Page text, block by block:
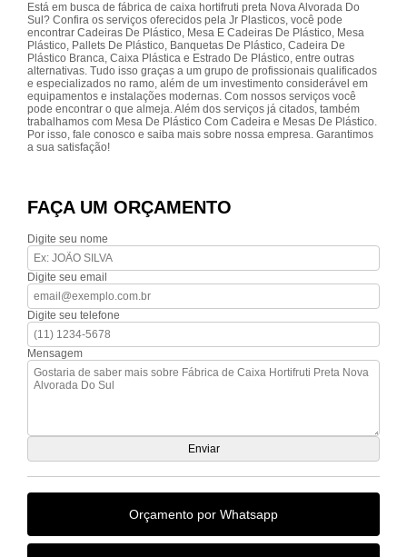
Está em busca de fábrica de caixa hortifruti preta Nova Alvorada Do
Sul? Confira os serviços oferecidos pela Jr Plasticos, você pode
encontrar Cadeiras De Plástico, Mesa E Cadeiras De Plástico, Mesa
Plástico, Pallets De Plástico, Banquetas De Plástico, Cadeira De
Plástico Branca, Caixa Plástica e Estrado De Plástico, entre outras
alternativas. Tudo isso graças a um grupo de profissionais qualificados
e especializados no ramo, além de um investimento considerável em
equipamentos e instalações modernas. Com nossos serviços você
pode encontrar o que almeja. Além dos serviços já citados, também
trabalhamos com Mesa De Plástico Com Cadeira e Mesas De Plástico.
Por isso, fale conosco e saiba mais sobre nossa empresa. Garantimos
a sua satisfação!
FAÇA UM ORÇAMENTO
Digite seu nome
Digite seu email
Digite seu telefone
Mensagem
Orçamento por Whatsapp